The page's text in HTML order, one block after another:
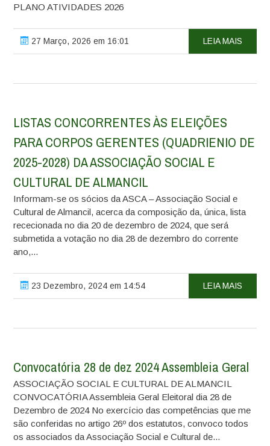
PLANO ATIVIDADES 2026
27 Março, 2026 em 16:01 LEIA MAIS
LISTAS CONCORRENTES ÀS ELEIÇÕES
PARA CORPOS GERENTES (QUADRIENIO DE
2025-2028) DA ASSOCIAÇÃO SOCIAL E
CULTURAL DE ALMANCIL
Informam-se os sócios da ASCA – Associação Social e
Cultural de Almancil, acerca da composição da, única, lista
rececionada no dia 20 de dezembro de 2024, que será
submetida a votação no dia 28 de dezembro do corrente
ano,...
23 Dezembro, 2024 em 14:54 LEIA MAIS
Convocatória 28 de dez 2024 Assembleia Geral
ASSOCIAÇÃO SOCIAL E CULTURAL DE ALMANCIL
CONVOCATÓRIA Assembleia Geral Eleitoral dia 28 de
Dezembro de 2024 No exercício das competências que me
são conferidas no artigo 26º dos estatutos, convoco todos
os associados da Associação Social e Cultural de...